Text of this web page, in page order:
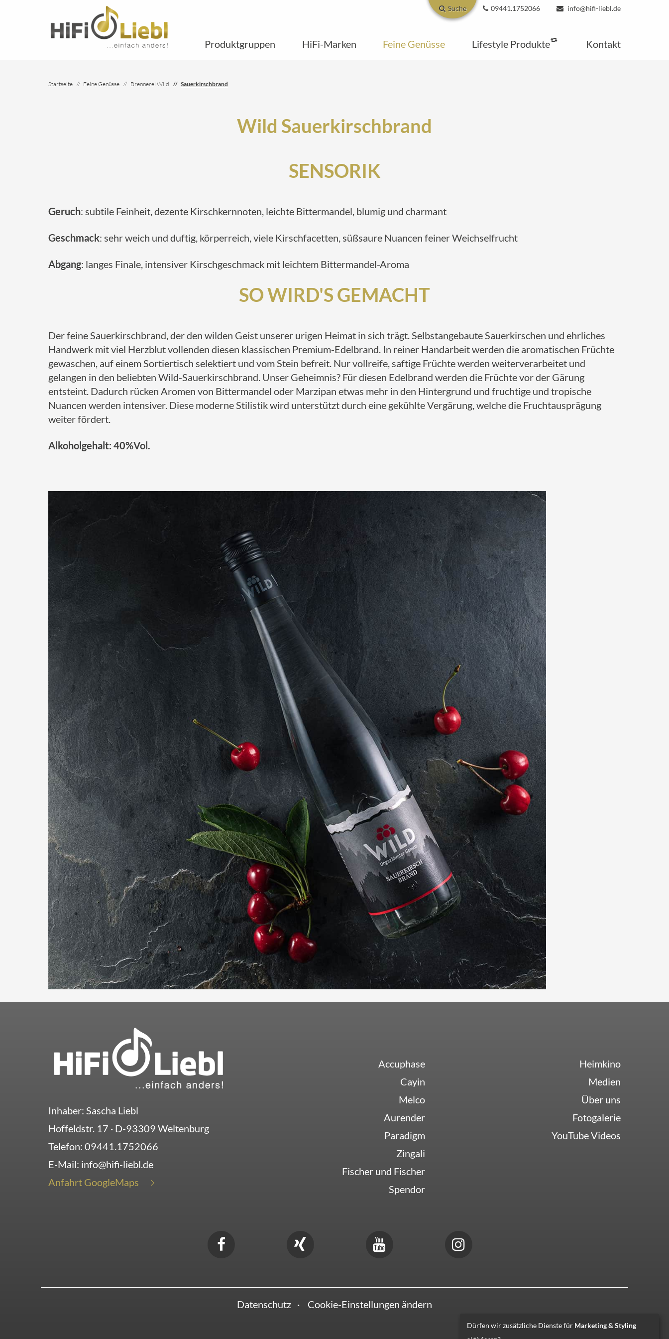
Suche 09441.1752066 info@hifi-liebl.de
Produktgruppen HiFi-Marken Feine Genüsse Lifestyle Produkte Kontakt
Startseite Feine Genüsse Brennerei Wild Sauerkirschbrand
Wild Sauerkirschbrand
SENSORIK
Geruch: subtile Feinheit, dezente Kirschkernnoten, leichte Bittermandel, blumig und charmant
Geschmack: sehr weich und duftig, körperreich, viele Kirschfacetten, süßsaure Nuancen feiner Weichselfrucht
Abgang: langes Finale, intensiver Kirschgeschmack mit leichtem Bittermandel-Aroma
SO WIRD'S GEMACHT
Der feine Sauerkirschbrand, der den wilden Geist unserer urigen Heimat in sich trägt. Selbstangebaute Sauerkirschen und ehrliches
Handwerk mit viel Herzblut vollenden diesen klassischen Premium-Edelbrand. In reiner Handarbeit werden die aromatischen Früchte
gewaschen, auf einem Sortiertisch selektiert und vom Stein befreit. Nur vollreife, saftige Früchte werden weiterverarbeitet und
gelangen in den beliebten Wild-Sauerkirschbrand. Unser Geheimnis? Für diesen Edelbrand werden die Früchte vor der Gärung
entsteint. Dadurch rücken Aromen von Bittermandel oder Marzipan etwas mehr in den Hintergrund und fruchtige und tropische
Nuancen werden intensiver. Diese moderne Stilistik wird unterstützt durch eine gekühlte Vergärung, welche die Fruchtausprägung
weiter fördert.
Alkoholgehalt: 40%Vol.
Inhaber: Sascha Liebl
Hoffeldstr. 17 · D-93309 Weltenburg
Telefon: 09441.1752066
E-Mail: info@hifi-liebl.de
Anfahrt GoogleMaps
Accuphase
Cayin
Melco
Aurender
Paradigm
Zingali
Fischer und Fischer
Spendor
Heimkino
Medien
Über uns
Fotogalerie
YouTube Videos
Datenschutz Cookie-Einstellungen ändern
Dürfen wir zusätzliche Dienste für Marketing & Styling